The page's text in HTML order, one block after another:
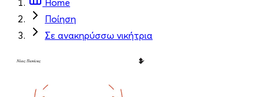
Home
Ποίηση
Σε ανακηρύσσω νικήτρια